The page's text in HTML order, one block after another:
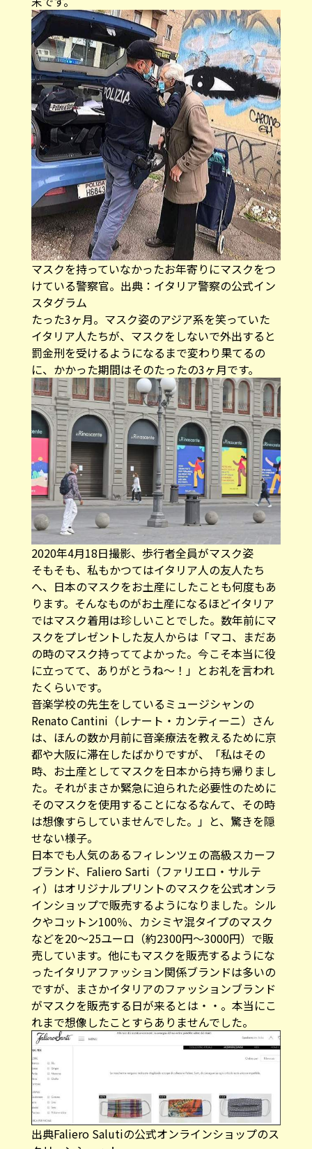
マスクを持っていなかったお年寄りにマスクをつ
けている警察官。出典：イタリア警察の公式イン
スタグラム
たった3ヶ月。マスク姿のアジア系を笑っていた
イタリア人たちが、マスクをしないで外出すると
罰金刑を受けるようになるまで変わり果てるの
に、かかった期間はそのたったの3ヶ月です。
2020年4月18日撮影、歩行者全員がマスク姿
そもそも、私もかつてはイタリア人の友人たち
へ、日本のマスクをお土産にしたことも何度もあ
ります。そんなものがお土産になるほどイタリア
ではマスク着用は珍しいことでした。数年前にマ
スクをプレゼントした友人からは「マコ、まだあ
の時のマスク持っててよかった。今こそ本当に役
に立ってて、ありがとうね〜！」とお礼を言われ
たくらいです。
音楽学校の先生をしているミュージシャンの
Renato Cantini（レナート・カンティーニ）さん
は、ほんの数か月前に音楽療法を教えるために京
都や大阪に滞在したばかりですが、「私はその
時、お土産としてマスクを日本から持ち帰りまし
た。それがまさか緊急に迫られた必要性のために
そのマスクを使用することになるなんて、その時
は想像すらしていませんでした。」と、驚きを隠
せない様子。
日本でも人気のあるフィレンツェの高級スカーフ
ブランド、Faliero Sarti（ファリエロ・サルテ
ィ）はオリジナルプリントのマスクを公式オンラ
インショップで販売するようになりました。シル
クやコットン100％、カシミヤ混タイプのマスク
などを20〜25ユーロ（約2300円〜3000円）で販
売しています。他にもマスクを販売するようにな
ったイタリアファッション関係ブランドは多いの
ですが、まさかイタリアのファッションブランド
がマスクを販売する日が来るとは・・。本当にこ
れまで想像したことすらありませんでした。
出典Faliero Salutiの公式オンラインショップのス